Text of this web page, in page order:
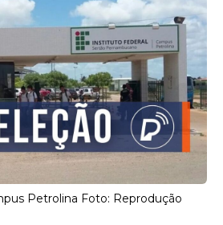
Petrolina Foto: Reprodução